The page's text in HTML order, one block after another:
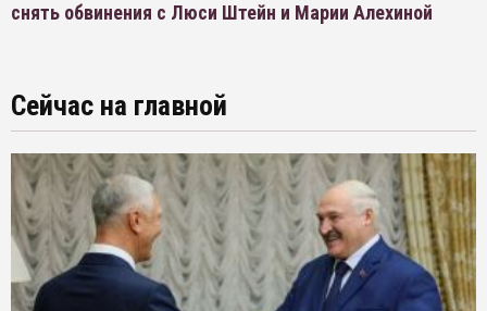
снять обвинения с Люси Штейн и Марии Алехиной
Сейчас на главной